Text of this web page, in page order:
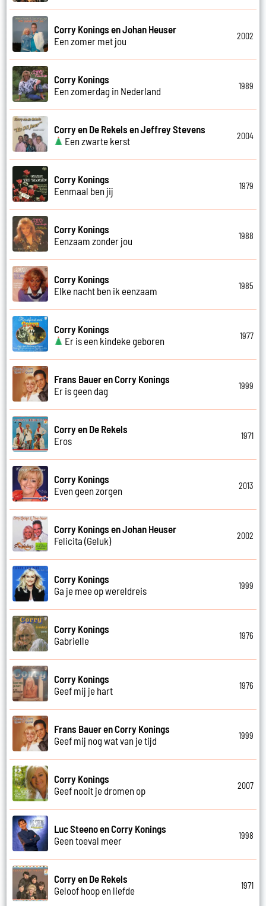
Corry Konings en Johan Heuser
Een zomer met jou
2002
Corry Konings
Een zomerdag in Nederland
1989
Corry en De Rekels en Jeffrey Stevens
Een zwarte kerst
2004
Corry Konings
Eenmaal ben jij
1979
Corry Konings
Eenzaam zonder jou
1988
Corry Konings
Elke nacht ben ik eenzaam
1985
Corry Konings
Er is een kindeke geboren
1977
Frans Bauer en Corry Konings
Er is geen dag
1999
Corry en De Rekels
Eros
1971
Corry Konings
Even geen zorgen
2013
Corry Konings en Johan Heuser
Felicita (Geluk)
2002
Corry Konings
Ga je mee op wereldreis
1999
Corry Konings
Gabrielle
1976
Corry Konings
Geef mij je hart
1976
Frans Bauer en Corry Konings
Geef mij nog wat van je tijd
1999
Corry Konings
Geef nooit je dromen op
2007
Luc Steeno en Corry Konings
Geen toeval meer
1998
Corry en De Rekels
Geloof hoop en liefde
1971